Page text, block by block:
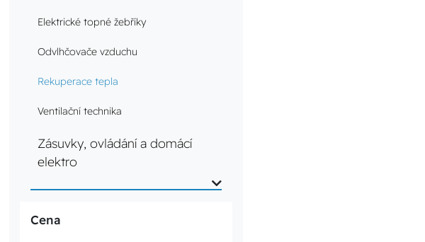
Elektrické topné žebříky
Odvlhčovače vzduchu
Rekuperace tepla
Ventilační technika
Zásuvky, ovládání a domácí
elektro
Cena